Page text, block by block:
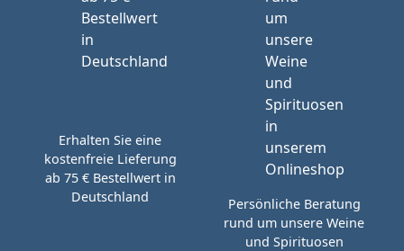
Erhalten Sie eine
kostenfreie Lieferung
ab 75 € Bestellwert in
Deutschland
Persönliche Beratung
rund um unsere Weine
und Spirituosen